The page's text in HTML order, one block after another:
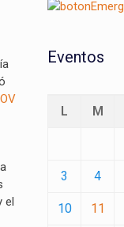
el
Eventos
L M
3 4
10 11